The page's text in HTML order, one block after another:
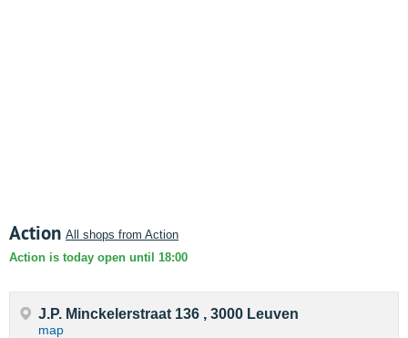
Action All shops from Action
Action is today open until 18:00
J.P. Minckelerstraat 136 , 3000 Leuven
map